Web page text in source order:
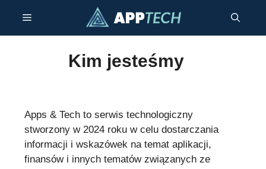
treści
Menu
Kim jesteśmy
Apps & Tech to serwis technologiczny
stworzony w 2024 roku w celu dostarczania
informacji i wskazówek na temat aplikacji,
finansów i innych tematów związanych ze